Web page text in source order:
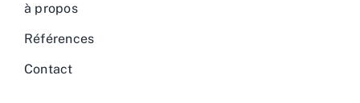
à propos
Références
Contact